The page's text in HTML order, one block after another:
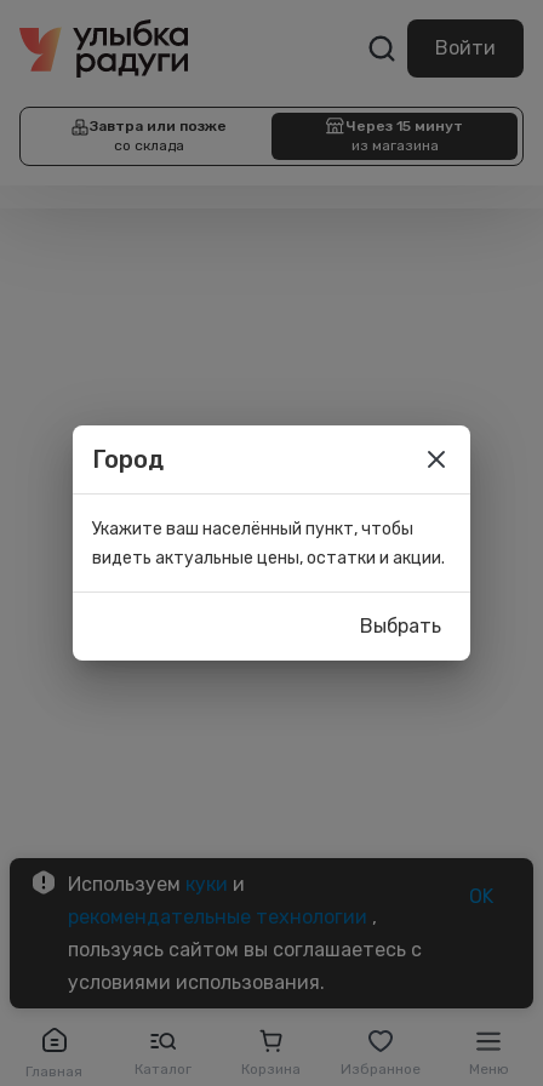
Войти
Завтра или позже
со склада
Через 15 минут
из магазина
Главная Каталог Корзина Избранное Меню
Используем куки и
рекомендательные технологии ,
пользуясь сайтом вы соглашаетесь с
условиями использования.
OK
Город
Укажите ваш населённый пункт, чтобы
видеть актуальные цены, остатки и акции.
Выбрать